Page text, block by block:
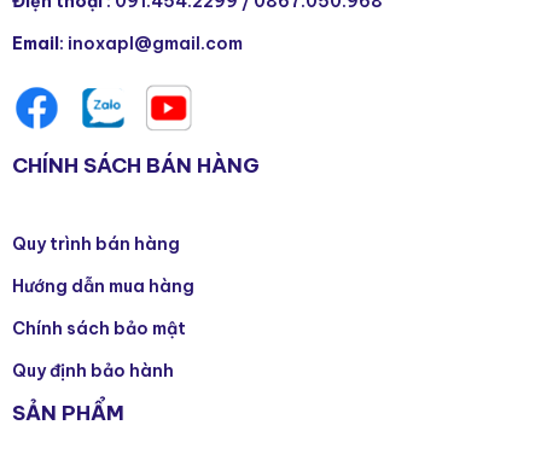
Email: inoxapl@gmail.com
CHÍNH SÁCH BÁN HÀNG
Quy trình bán hàng
Hướng dẫn mua hàng
Chính sách bảo mật
Quy định bảo hành
SẢN PHẨM